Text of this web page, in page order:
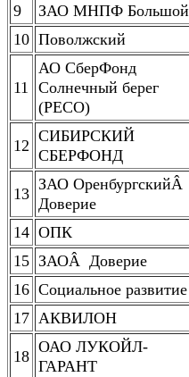
9 ЗАО МНПФ Большой
10 Поволжский
11
АО СберФонд
Солнечный берег
(РЕСО)
12
СИБИРСКИЙ
СБЕРФОНД
13
ЗАО ОренбургскийÂ
Доверие
14 ОПК
15 ЗАОÂ Доверие
16 Социальное развитие
17 АКВИЛОН
18
ОАО ЛУКОЙЛ-
ГАРАНТ